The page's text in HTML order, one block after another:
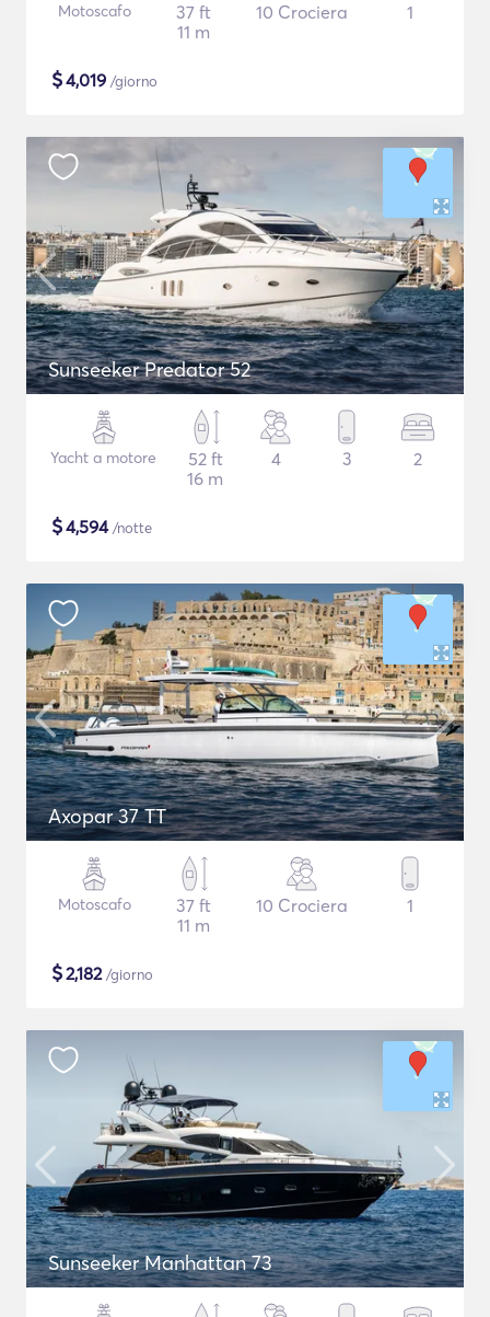
Motoscafo
37 ft
11 m
10 Crociera 1
$4,019 /giorno
Sunseeker Predator 52
Yacht a motore
52 ft
16 m
4 3 2
$4,594/notte
Axopar 37 TT
Motoscafo
37 ft
11 m
10 Crociera 1
$2,182/giorno
Sunseeker Manhattan 73